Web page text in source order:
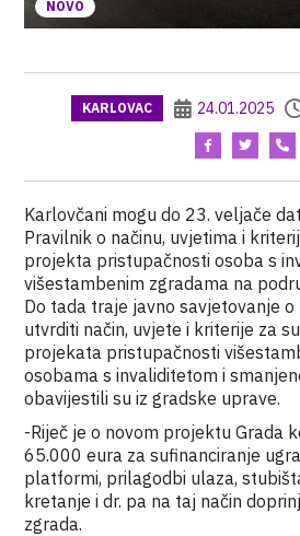
NOVO
KARLOVAC 24.01.2025
Karlovčani mogu do 23. veljače
Pravilnik o načinu, uvjetima i
projekta pristupačnosti osoba s
višestambenim zgradama na
Do tada traje javno savjetovanje
utvrditi način, uvjete i kriterije za
projekata pristupačnosti
osobama s invaliditetom i
obavijestili su iz gradske uprave.
-Riječ je o novom projektu Grada
65.000 eura za sufinanciranje
platformi, prilagodbi ulaza,
kretanje i dr. pa na taj način
zgrada.